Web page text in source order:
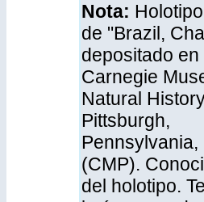
Nota:
de "Brazil,
depositado en
Carnegie
Natural
Pittsburgh,
Pennsylvania,
(CMP).
del holotipo.